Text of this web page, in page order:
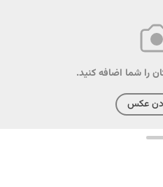
را شما اضافه کنید.
عکس